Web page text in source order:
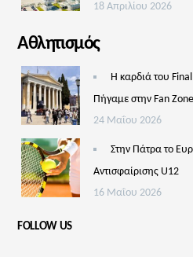
18 Απριλίου 2026
Αθλητισμός
Η καρδιά του
Πήγαμε στην Fan
24 Μαΐου 2026
Στην Πάτρα το
Αντισφαίρισης U12
16 Μαΐου 2026
FOLLOW US